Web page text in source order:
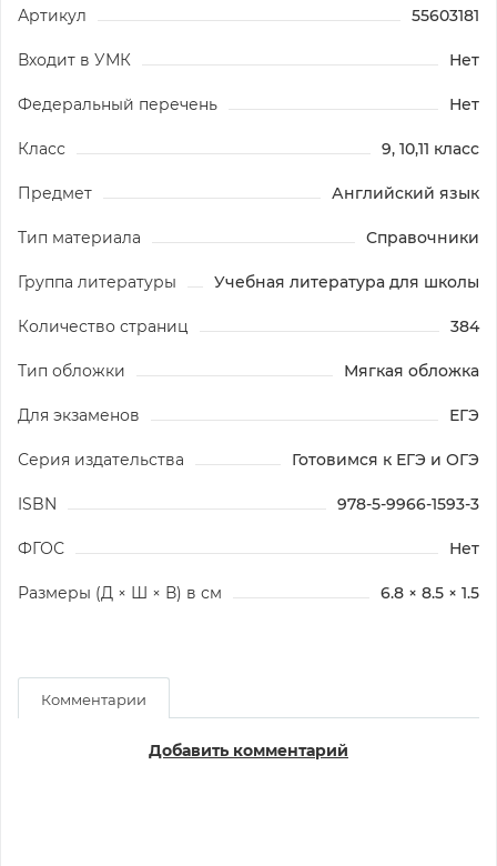
Артикул 55603181
Входит в УМК Нет
Федеральный перечень Нет
Класс 9, 10,11 класс
Предмет Английский язык
Тип материала Справочники
Группа литературы Учебная литература для школы
Количество страниц 384
Тип обложки Мягкая обложка
Для экзаменов ЕГЭ
Серия издательства Готовимся к ЕГЭ и ОГЭ
ISBN 978-5-9966-1593-3
ФГОС Нет
Размеры (Д × Ш × В) в см 6.8 × 8.5 × 1.5
Комментарии
Добавить комментарий